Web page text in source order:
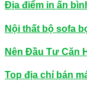
Địa điểm in ấn
Nội thất bộ sofa
Nên Đầu Tư Căn
Top địa chỉ bán